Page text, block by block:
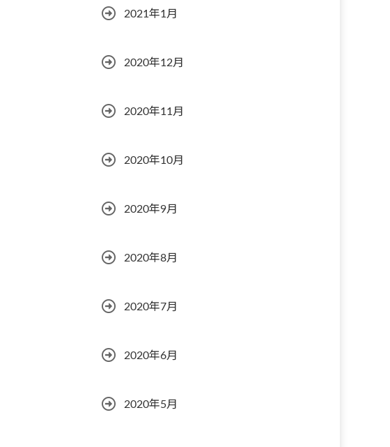
2021年1月
2020年12月
2020年11月
2020年10月
2020年9月
2020年8月
2020年7月
2020年6月
2020年5月